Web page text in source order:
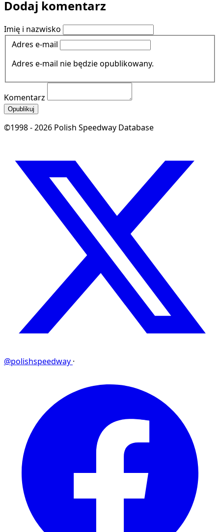
Dodaj komentarz
Imię i nazwisko
Adres e-mail
Adres e-mail nie będzie opublikowany.
Komentarz
Opublikuj
©1998 - 2026 Polish Speedway Database
@polishspeedway ·